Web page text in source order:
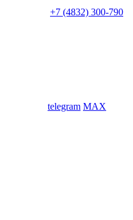
+7 (4832) 300-790
telegram MAX